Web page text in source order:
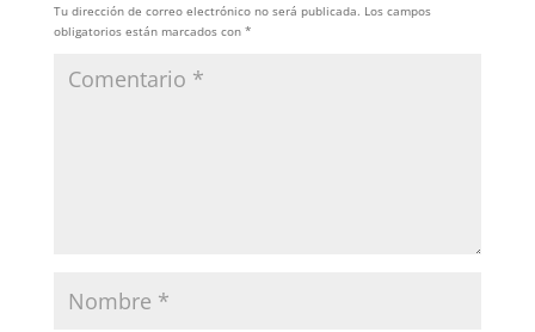
Tu dirección de correo electrónico no será publicada. Los campos
obligatorios están marcados con *